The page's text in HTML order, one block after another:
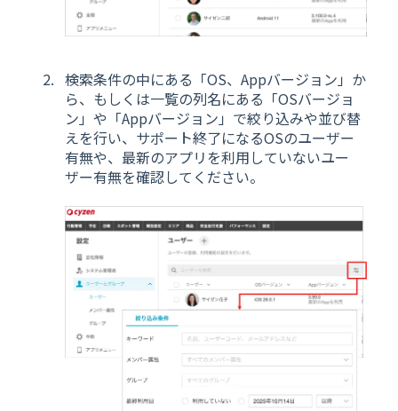
検索条件の中にある「OS、Appバージョン」か
ら、もしくは一覧の列名にある「OSバージョ
ン」や「Appバージョン」で絞り込みや並び替
えを行い、サポート終了になるOSのユーザー
有無や、最新のアプリを利用していないユー
ザー有無を確認してください。